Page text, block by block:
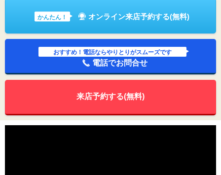
かんたん！ オンライン来店予約する(無料)
おすすめ！電話ならやりとりがスムーズです
電話でお問合せ
来店予約する(無料)